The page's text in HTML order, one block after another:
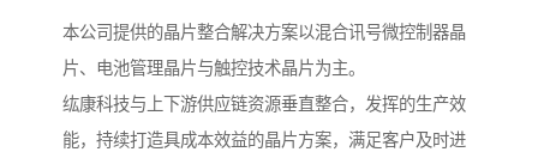
本公司提供的晶片整合解决方案以混合讯号微控制器晶
片、电池管理晶片与触控技术晶片为主。
纮康科技与上下游供应链资源垂直整合，发挥的生产效
能，持续打造具成本效益的晶片方案，满足客户及时进